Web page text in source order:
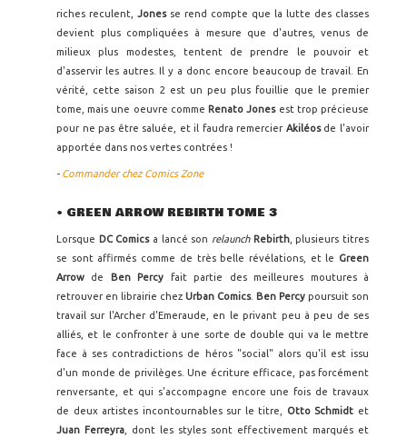
riches reculent, Jones se rend compte que la lutte des classes
devient plus compliquées à mesure que d'autres, venus de
milieux plus modestes, tentent de prendre le pouvoir et
d'asservir les autres. Il y a donc encore beaucoup de travail. En
vérité, cette saison 2 est un peu plus fouillie que le premier
tome, mais une oeuvre comme Renato Jonesest trop précieuse
pour ne pas être saluée, et il faudra remercier Akiléos de l'avoir
apportée dans nos vertes contrées !
- Commander chez Comics Zone
• GREEN ARROW REBIRTH TOME 3
Lorsque DC Comics a lancé son relaunch Rebirth, plusieurs titres
se sont affirmés comme de très belle révélations, et le Green
Arrow de Ben Percy fait partie des meilleures moutures à
retrouver en librairie chez Urban Comics. Ben Percy poursuit son
travail sur l'Archer d'Emeraude, en le privant peu à peu de ses
alliés, et le confronter à une sorte de double qui va le mettre
face à ses contradictions de héros "social" alors qu'il est issu
d'un monde de privilèges. Une écriture efficace, pas forcément
renversante, et qui s'accompagne encore une fois de travaux
de deux artistes incontournables sur le titre, Otto Schmidt et
Juan Ferreyra , dont les styles sont effectivement marqués et